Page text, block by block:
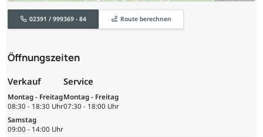
02391 / 999369 - 84 Route berechnen
Öffnungszeiten
Verkauf
Montag - Freitag
08:30 - 18:30 Uhr
Samstag
09:00 - 14:00 Uhr
Service
Montag - Freitag
07:30 - 18:00 Uhr